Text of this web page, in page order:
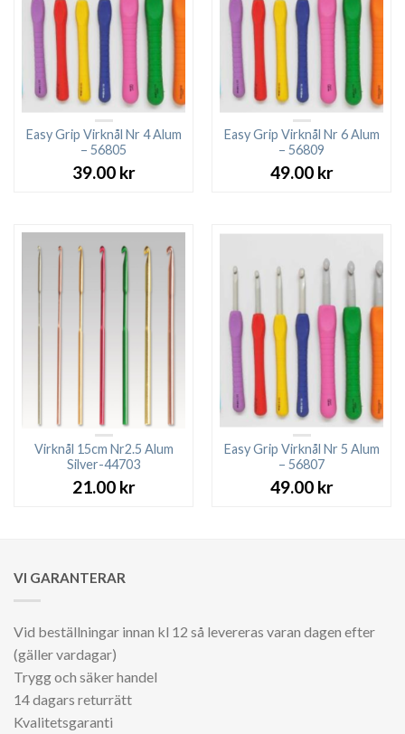
Easy Grip Virknål Nr 4 Alum
– 56805
39.00 kr
Easy Grip Virknål Nr 6 Alum
– 56809
49.00 kr
Virknål 15cm Nr2.5 Alum
Silver-44703
21.00 kr
Easy Grip Virknål Nr 5 Alum
– 56807
49.00 kr
VI GARANTERAR
Vid beställningar innan kl 12 så levereras varan dagen efter
(gäller vardagar)
Trygg och säker handel
14 dagars returrätt
Kvalitetsgaranti